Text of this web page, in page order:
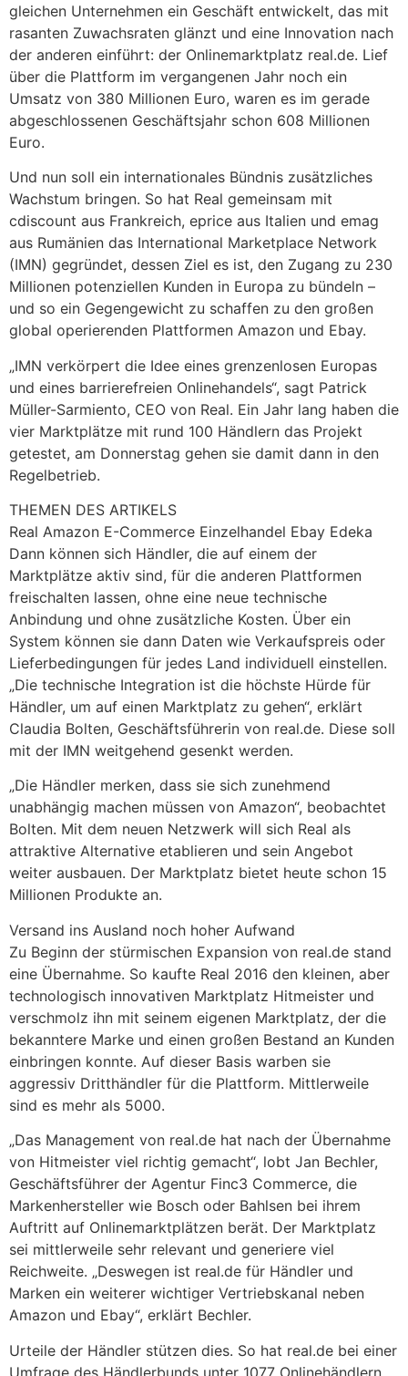
gleichen Unternehmen ein Geschäft entwickelt, das mit
rasanten Zuwachsraten glänzt und eine Innovation nach
der anderen einführt: der Onlinemarktplatz real.de. Lief
über die Plattform im vergangenen Jahr noch ein
Umsatz von 380 Millionen Euro, waren es im gerade
abgeschlossenen Geschäftsjahr schon 608 Millionen
Euro.
Und nun soll ein internationales Bündnis zusätzliches
Wachstum bringen. So hat Real gemeinsam mit
cdiscount aus Frankreich, eprice aus Italien und emag
aus Rumänien das International Marketplace Network
(IMN) gegründet, dessen Ziel es ist, den Zugang zu 230
Millionen potenziellen Kunden in Europa zu bündeln –
und so ein Gegengewicht zu schaffen zu den großen
global operierenden Plattformen Amazon und Ebay.
„IMN verkörpert die Idee eines grenzenlosen Europas
und eines barrierefreien Onlinehandels“, sagt Patrick
Müller-Sarmiento, CEO von Real. Ein Jahr lang haben die
vier Marktplätze mit rund 100 Händlern das Projekt
getestet, am Donnerstag gehen sie damit dann in den
Regelbetrieb.
THEMEN DES ARTIKELS
Real Amazon E-Commerce Einzelhandel Ebay Edeka
Dann können sich Händler, die auf einem der
Marktplätze aktiv sind, für die anderen Plattformen
freischalten lassen, ohne eine neue technische
Anbindung und ohne zusätzliche Kosten. Über ein
System können sie dann Daten wie Verkaufspreis oder
Lieferbedingungen für jedes Land individuell einstellen.
„Die technische Integration ist die höchste Hürde für
Händler, um auf einen Marktplatz zu gehen“, erklärt
Claudia Bolten, Geschäftsführerin von real.de. Diese soll
mit der IMN weitgehend gesenkt werden.
„Die Händler merken, dass sie sich zunehmend
unabhängig machen müssen von Amazon“, beobachtet
Bolten. Mit dem neuen Netzwerk will sich Real als
attraktive Alternative etablieren und sein Angebot
weiter ausbauen. Der Marktplatz bietet heute schon 15
Millionen Produkte an.
Versand ins Ausland noch hoher Aufwand
Zu Beginn der stürmischen Expansion von real.de stand
eine Übernahme. So kaufte Real 2016 den kleinen, aber
technologisch innovativen Marktplatz Hitmeister und
verschmolz ihn mit seinem eigenen Marktplatz, der die
bekanntere Marke und einen großen Bestand an Kunden
einbringen konnte. Auf dieser Basis warben sie
aggressiv Dritthändler für die Plattform. Mittlerweile
sind es mehr als 5000.
„Das Management von real.de hat nach der Übernahme
von Hitmeister viel richtig gemacht“, lobt Jan Bechler,
Geschäftsführer der Agentur Finc3 Commerce, die
Markenhersteller wie Bosch oder Bahlsen bei ihrem
Auftritt auf Onlinemarktplätzen berät. Der Marktplatz
sei mittlerweile sehr relevant und generiere viel
Reichweite. „Deswegen ist real.de für Händler und
Marken ein weiterer wichtiger Vertriebskanal neben
Amazon und Ebay“, erklärt Bechler.
Urteile der Händler stützen dies. So hat real.de bei einer
Umfrage des Händlerbunds unter 1077 Onlinehändlern